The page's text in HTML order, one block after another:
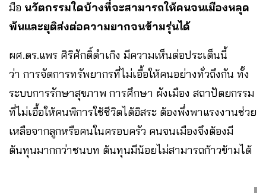
มือ นวัตกรรมใดบ้างที่จะสามารถให้คนจนเมืองหลุด
พ้นและยุติส่งต่อความยากจนข้ามรุ่นได้
ผศ.ดร.แพร ศิริศักดิ์ดำเกิง มีความเห็นต่อประเด็นนี้
ว่า การจัดการทรัพยากรที่ไม่เอื้อให้คนอย่างทั่วถึงกัน ทั้ง
ระบบการรักษาสุขภาพ การศึกษา ผังเมือง สถาปัตยกรรม
ที่ไม่เอื้อให้คนพิการใช้ชีวิตได้อิสระ ต้องพึ่งพาแรงงานช่วย
เหลือจากลูกหรือคนในครอบครัว คนจนเมืองจึงต้องมี
ต้นทุนมากกว่าชนบท ต้นทุนมีน้อยไม่สามารถก้าวข้ามได้